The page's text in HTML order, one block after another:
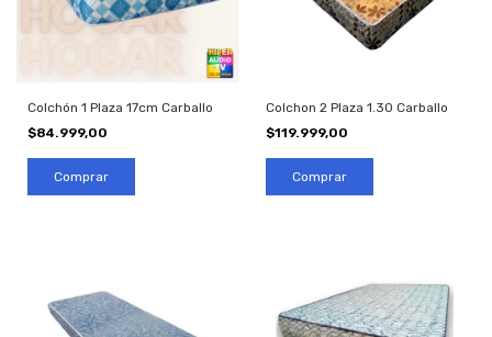
Colchón 1 Plaza 17cm Carballo
$84.999,00
Colchon 2 Plaza 1.30 Carballo
$119.999,00